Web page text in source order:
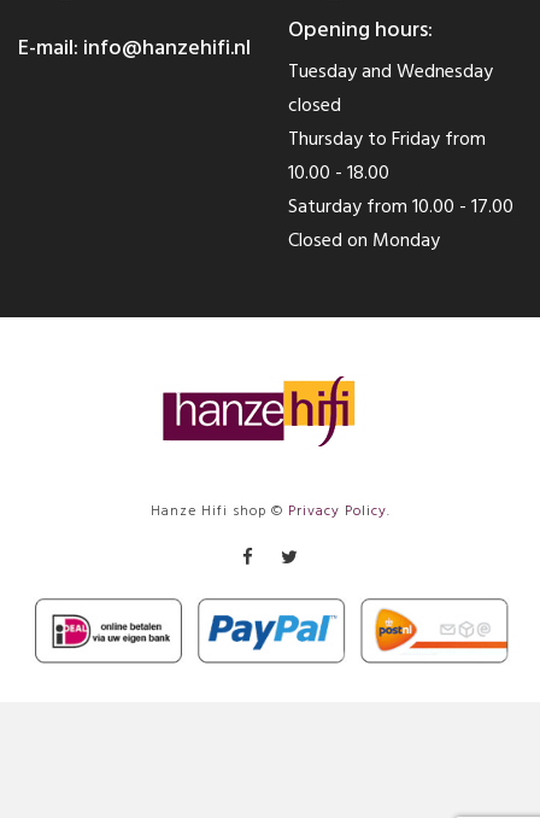
E-mail: info@hanzehifi.nl
Opening hours:
Tuesday and Wednesday
closed
Thursday to Friday from
10.00 - 18.00
Saturday from 10.00 - 17.00
Closed on Monday
Hanze Hifi shop © Privacy Policy.